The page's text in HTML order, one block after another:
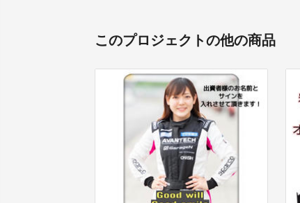
このプロジェクトの他の商品